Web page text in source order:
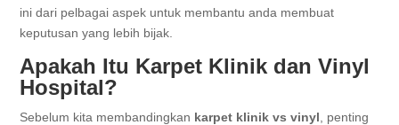
ini dari pelbagai aspek untuk membantu anda membuat
keputusan yang lebih bijak.
Apakah Itu Karpet Klinik dan Vinyl
Hospital?
Sebelum kita membandingkan karpet klinik vs vinyl , penting